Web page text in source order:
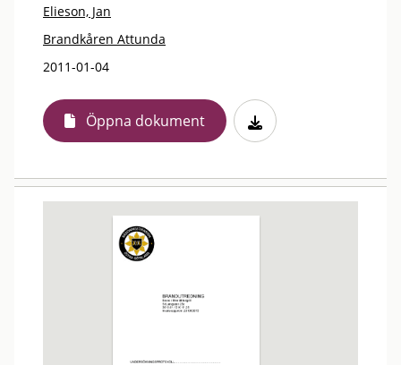
Elieson, Jan
Brandkåren Attunda
2011-01-04
Öppna dokument